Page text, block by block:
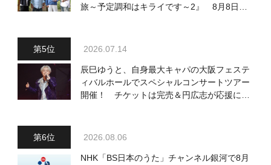
旅～予定調和はキライです～2』 8月8日
2026.07.14
辰巳ゆうと、自身最大キャパの大阪フェステ
ィバルホールでスペシャルコンサートツアー
開催！ チケットは完売＆円広志が応援に、
2026.08.06
NHK「BS日本のうた」チャンネル銀河で8月